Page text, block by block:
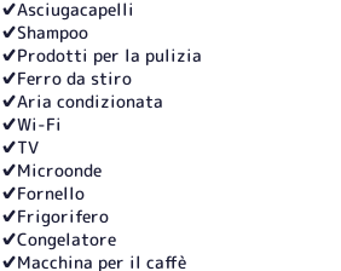
✔️Asciugacapelli
✔️Shampoo
✔️Prodotti per la pulizia
✔️Ferro da stiro
✔️Aria condizionata
✔️Wi-Fi
✔️TV
✔️Microonde
✔️Fornello
✔️Frigorifero
✔️Congelatore
✔️Macchina per il caffè